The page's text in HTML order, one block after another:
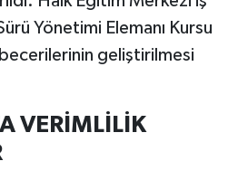
Yönetimi Elemanı Kursu
geliştirilmesi
VERİMLİLİK